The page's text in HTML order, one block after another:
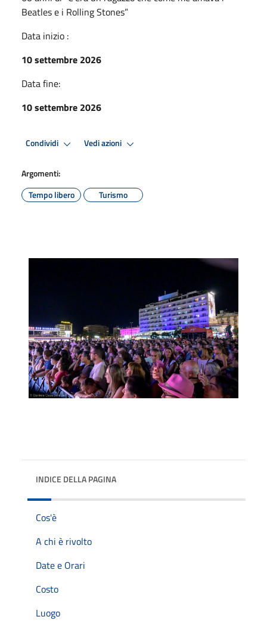
Beatles e i Rolling Stones”
Data inizio :
10 settembre 2026
Data fine:
10 settembre 2026
Condividi Vedi azioni
Argomenti:
Tempo libero
Turismo
INDICE DELLA PAGINA
Cos'è
A chi è rivolto
Date e Orari
Costo
Luogo